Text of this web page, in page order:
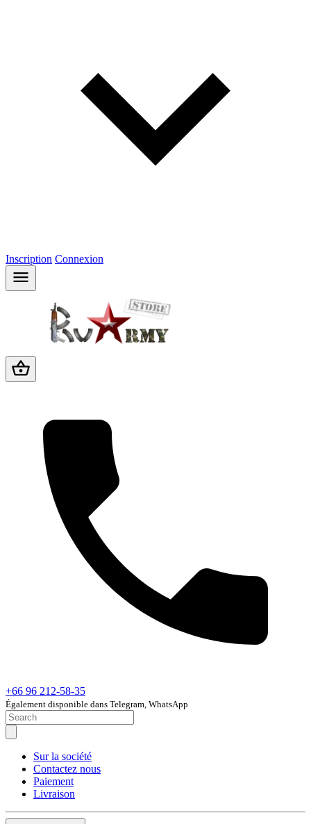
Inscription Connexion
+66 96 212-58-35
Également disponible dans Telegram, WhatsApp
Sur la société
Contactez nous
Paiement
Livraison